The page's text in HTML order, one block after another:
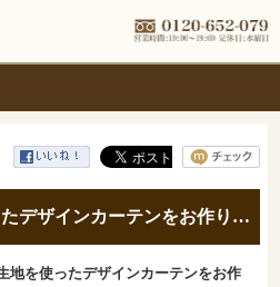
お気に入りの生地を使ったデザインカーテンをお作り出来ます
地を使ったデザインカーテンをお作